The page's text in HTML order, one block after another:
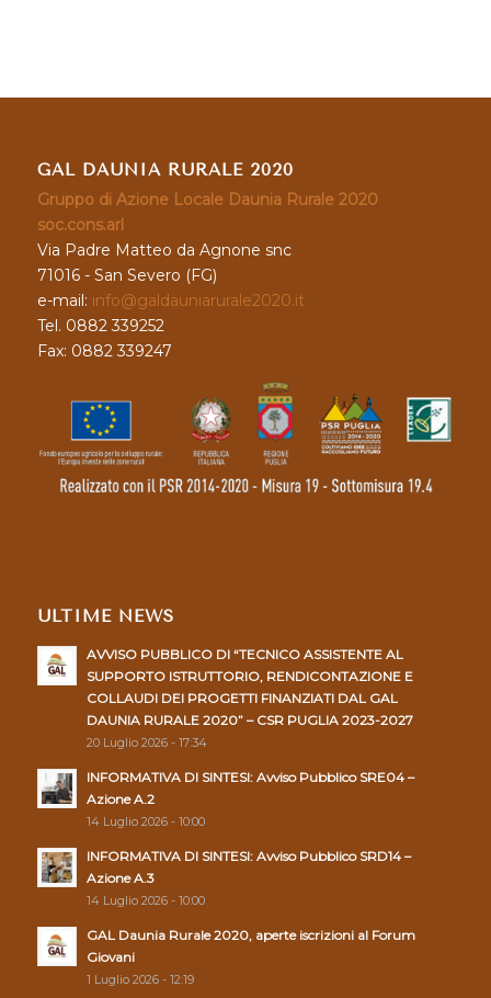
GAL DAUNIA RURALE 2020
Gruppo di Azione Locale Daunia Rurale 2020
soc.cons.arl
Via Padre Matteo da Agnone snc
71016 - San Severo (FG)
e-mail: info@galdauniarurale2020.it
Tel. 0882 339252
Fax: 0882 339247
ULTIME NEWS
AVVISO PUBBLICO DI “TECNICO ASSISTENTE AL
SUPPORTO ISTRUTTORIO, RENDICONTAZIONE E
COLLAUDI DEI PROGETTI FINANZIATI DAL GAL
DAUNIA RURALE 2020” – CSR PUGLIA 2023-2027
20 Luglio 2026 - 17:34
INFORMATIVA DI SINTESI: Avviso Pubblico SRE04 –
Azione A.2
14 Luglio 2026 - 10:00
INFORMATIVA DI SINTESI: Avviso Pubblico SRD14 –
Azione A.3
14 Luglio 2026 - 10:00
GAL Daunia Rurale 2020, aperte iscrizioni al Forum
Giovani
1 Luglio 2026 - 12:19